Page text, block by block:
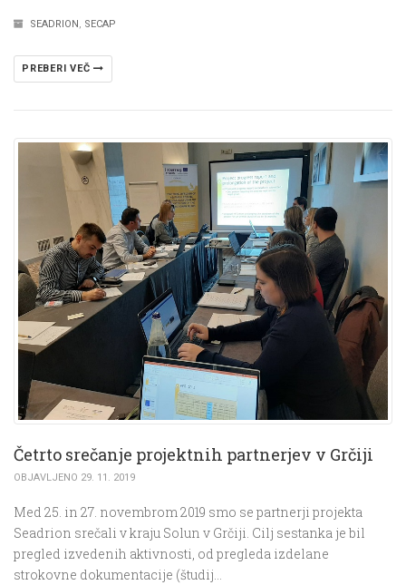
SEADRION, SECAP
PREBERI VEČ
Četrto srečanje projektnih partnerjev v Grčiji
OBJAVLJENO 29. 11. 2019
Med 25. in 27. novembrom 2019 smo se partnerji projekta
Seadrion srečali v kraju Solun v Grčiji. Cilj sestanka je bil
pregled izvedenih aktivnosti, od pregleda izdelane
strokovne dokumentacije (študij…